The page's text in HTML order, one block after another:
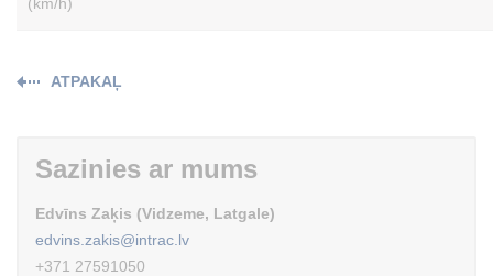
ATPAKAĻ
Sazinies ar mums
Edvīns Zaķis (Vidzeme, Latgale)
edvins.zakis@intrac.lv
+371 27591050